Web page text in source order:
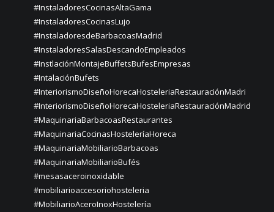
#InstaladoresCocinasAltaGama
#InstaladoresCocinasLujo
#InstaladoresdeBarbacoasMadrid
#InstaladoresSalasDescandoEmpleados
#InstlaciónMontajeBuffetsBufesEmpresas
#IntalaciónBufets
#InteriorismoDiseñoHorecaHosteleriaRestauraciónMadri
#InteriorismoDiseñoHorecaHosteleriaRestauraciónMadrid
#MaquinariaBarbacoasRestaurantes
#MaquinariaCocinasHosteleríaHoreca
#MaquinariaMobiliarioBarbacoas
#MaquinariaMobiliarioBufés
#mesasaceroinoxidable
#mobiliarioaccesoriohosteleria
#MobiliarioAceroInoxHostelería